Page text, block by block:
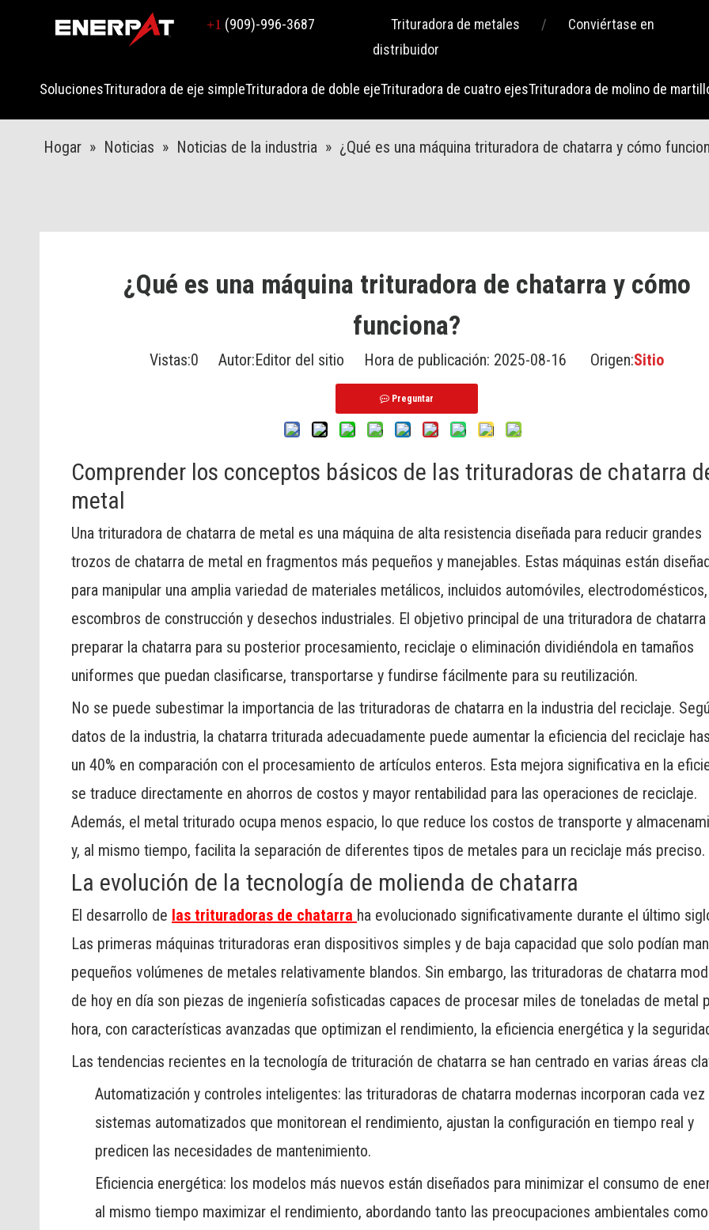
+1 (909)-996-3687 Trituradora de metales /
Conviértase en
distribuidor
SolucionesTrituradora de eje simpleTrituradora de doble ejeTrituradora de cuatro ejesTrituradora de molino de
Hogar » Noticias » Noticias de la industria » ¿Qué es una máquina trituradora de chatarra y cómo
¿Qué es una máquina trituradora de chatarra y cómo
funciona?
Vistas:0 Autor:Editor del sitio Hora de publicación: 2025-08-16 Origen:Sitio
Preguntar
Comprender los conceptos básicos de las trituradoras de chatarra
metal
Una trituradora de chatarra de metal es una máquina de alta resistencia diseñada para reducir grandes
trozos de chatarra de metal en fragmentos más pequeños y manejables. Estas máquinas están
para manipular una amplia variedad de materiales metálicos, incluidos automóviles, electrodomésticos,
escombros de construcción y desechos industriales. El objetivo principal de una trituradora de chatarra
preparar la chatarra para su posterior procesamiento, reciclaje o eliminación dividiéndola en tamaños
uniformes que puedan clasificarse, transportarse y fundirse fácilmente para su reutilización.
No se puede subestimar la importancia de las trituradoras de chatarra en la industria del reciclaje.
datos de la industria, la chatarra triturada adecuadamente puede aumentar la eficiencia del reciclaje
un 40% en comparación con el procesamiento de artículos enteros. Esta mejora significativa en la
se traduce directamente en ahorros de costos y mayor rentabilidad para las operaciones de reciclaje.
Además, el metal triturado ocupa menos espacio, lo que reduce los costos de transporte y
y, al mismo tiempo, facilita la separación de diferentes tipos de metales para un reciclaje más preciso.
La evolución de la tecnología de molienda de chatarra
El desarrollo de las trituradoras de chatarra ha evolucionado significativamente durante el último
Las primeras máquinas trituradoras eran dispositivos simples y de baja capacidad que solo podían
pequeños volúmenes de metales relativamente blandos. Sin embargo, las trituradoras de chatarra
de hoy en día son piezas de ingeniería sofisticadas capaces de procesar miles de toneladas de metal
hora, con características avanzadas que optimizan el rendimiento, la eficiencia energética y la
Las tendencias recientes en la tecnología de trituración de chatarra se han centrado en varias áreas
Automatización y controles inteligentes: las trituradoras de chatarra modernas incorporan cada vez
sistemas automatizados que monitorean el rendimiento, ajustan la configuración en tiempo real y
predicen las necesidades de mantenimiento.
Eficiencia energética: los modelos más nuevos están diseñados para minimizar el consumo de
al mismo tiempo maximizar el rendimiento, abordando tanto las preocupaciones ambientales